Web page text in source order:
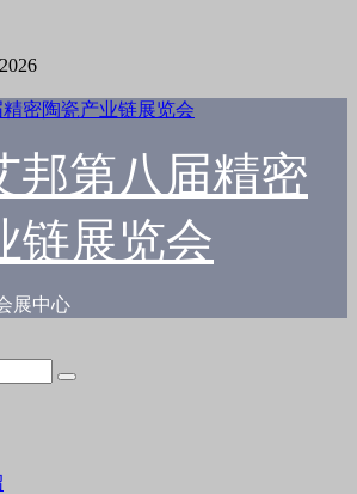
邦第八届精密
链展览会
展中心